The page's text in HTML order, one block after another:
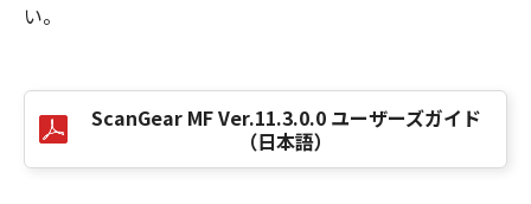
またはキヤノンのライセンサーの著作権表示を
変更、除去または削除してはなりません。
い。
ScanGear MF Ver.11.3.0.0 ユーザーズガイド
（日本語）